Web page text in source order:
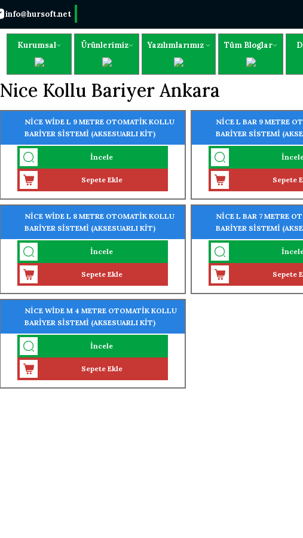
info@hursoft.net
Kurumsal Ürünlerimiz Yazılımlarımız Tüm Bloglar
Nice Kollu Bariyer Ankara
NİCE WİDE L 9 METRE OTOMATİK KOLLU
BARİYER SİSTEMİ (AKSESUARLI KİT)
İncele
Sepete Ekle
NİCE L BAR 9 METRE
BARİYER SİSTEMİ
(PROFESYONEL
Sepete
NİCE WİDE L 8 METRE OTOMATİK KOLLU
BARİYER SİSTEMİ (AKSESUARLI KİT)
İncele
Sepete Ekle
NİCE L BAR 7 METRE
BARİYER SİSTEMİ
(PROFESYONEL
Sepete
NİCE WİDE M 4 METRE OTOMATİK KOLLU
BARİYER SİSTEMİ (AKSESUARLI KİT)
İncele
Sepete Ekle